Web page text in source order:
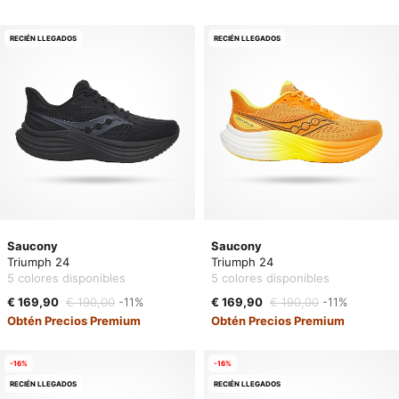
Saucony
Triumph 24
5 colores disponibles
€ 169,90 € 190,00 -11%
Obtén Precios Premium
RECIÉN LLEGADOS
Saucony
Triumph 24
5 colores disponibles
€ 169,90 € 190,00 -11%
Obtén Precios Premium
RECIÉN LLEGADOS
-16%
RECIÉN LLEGADOS
-16%
RECIÉN LLEGADOS